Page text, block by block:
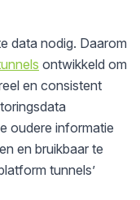
data nodig. Daarom
ontwikkeld om
en consistent
oudere informatie
en bruikbaar te
tunnels’